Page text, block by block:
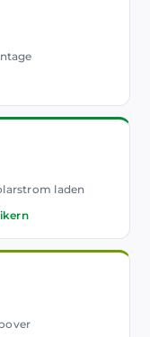
laden